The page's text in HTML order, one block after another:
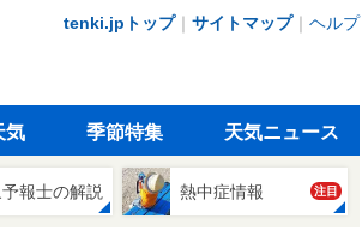
tenki.jpトップ｜ サイトマップ｜ ヘルプ
気 季節特集 天気ニュース
報士の解説 熱中症情報 注目